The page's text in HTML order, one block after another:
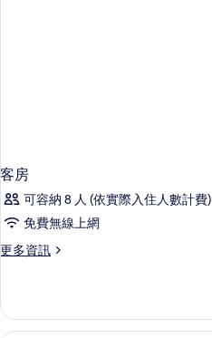
客房
可容納 8 人 (依實際入住人數計費)
免費無線上網
更多資訊
更
的
詳